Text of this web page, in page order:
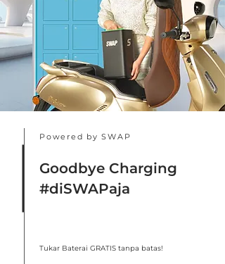
Powered by SWAP
Goodbye Charging
#diSWAPaja
Tukar Baterai GRATIS tanpa batas!